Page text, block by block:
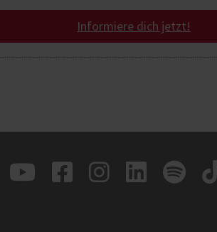
Informiere dich jetzt!